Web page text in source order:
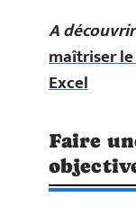
A
maîtriser
Excel
Faire